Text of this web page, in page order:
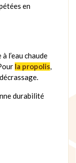
en
l’eau chaude
la propolis,
durabilité